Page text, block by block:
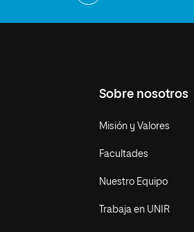
Sobre nosotros
Misión y Valores
Facultades
Nuestro Equipo
Trabaja en UNIR